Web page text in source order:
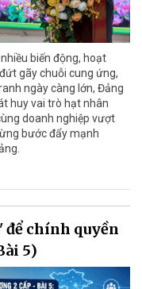
biến động, hoạt
gãy chuỗi cung ứng,
ngày càng lớn, Đảng
huy vai trò hạt nhân
doanh nghiệp vượt
bước đẩy mạnh
để chính quyền
5)